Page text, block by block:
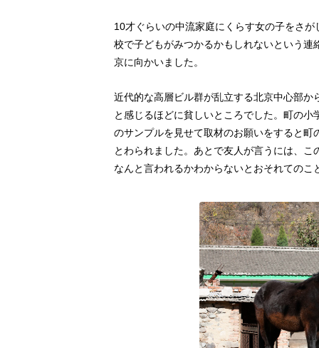
10才ぐらいの中流家庭にくらす女の子をさ
校で子どもがみつかるかもしれないという
京に向かいました。
近代的な高層ビル群が乱立する北京中心部
と感じるほどに貧しいところでした。町の
のサンプルを見せて取材のお願いをすると
とわられました。あとで友人が言うには、
なんと言われるかわからないとおそれてのこ